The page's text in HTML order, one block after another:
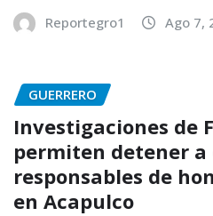
Reportegro1 Ago 7,
GUERRERO
Investigaciones de
permiten detener a
responsables de
en Acapulco